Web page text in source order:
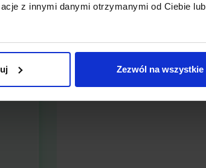
z innymi danymi otrzymanymi od Ciebie lub
Zezwól na wszystkie